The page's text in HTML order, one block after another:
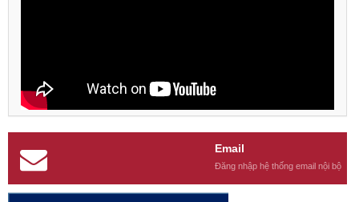
Email
Đăng nhập hệ thống email nội bộ